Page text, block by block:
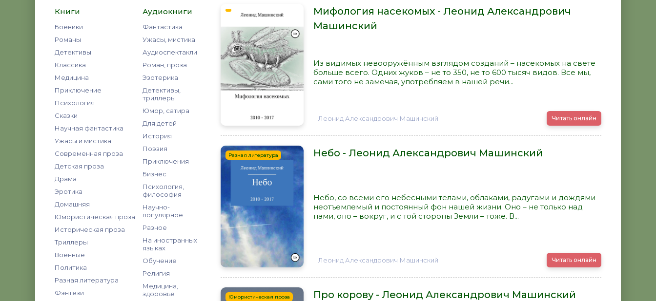
Книги
Боевики
Романы
Детективы
Классика
Медицина
Приключение
Психология
Сказки
Научная фантастика
Ужасы и мистика
Современная проза
Детская проза
Драма
Эротика
Домашняя
Юмористическая проза
Историческая проза
Триллеры
Военные
Политика
Разная литература
Фэнтези
Аудиокниги
Фантастика
Ужасы, мистика
Аудиоспектакли
Роман, проза
Эзотерика
Детективы,
триллеры
Юмор, сатира
Для детей
История
Поэзия
Приключения
Бизнес
Психология,
философия
Научно-
популярное
Разное
На иностранных
языках
Обучение
Религия
Медицина,
здоровье
Мифология насекомых - Леонид Александрович
Машинский
Из видимых невооружённым взглядом созданий – насекомых на свете
больше всего. Одних жуков – не то 350, не то 600 тысяч видов. Все мы,
сами того не замечая, употребляем в нашей речи...
Леонид Александрович Машинский Читать онлайн
Разная литература Небо - Леонид Александрович Машинский
Небо, со всеми его небесными телами, облаками, радугами и дождями –
неотъемлемый и постоянный фон нашей жизни. Оно – не только над
нами, оно – вокруг, и с той стороны Земли – тоже. В...
Леонид Александрович Машинский Читать онлайн
Юмористическая проза Про корову - Леонид Александрович Машинский